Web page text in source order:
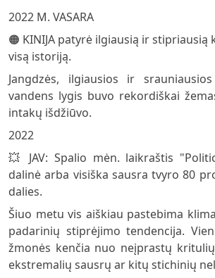
2022 M. VASARA
🟠 KINIJA patyrė ilgiausią ir stipriausią
visą istoriją.
Jangdzės, ilgiausios ir
vandens lygis buvo rekordiškai
intakų išdžiūvo.
2022
💥 JAV: Spalio mėn. laikraštis
dalinė arba visiška sausra tvyro 80
dalies.
Šiuo metu vis aiškiau pastebima
padarinių stiprėjimo tendencija.
žmonės kenčia nuo neįprastų
ekstremalių sausrų ar kitų stichinių